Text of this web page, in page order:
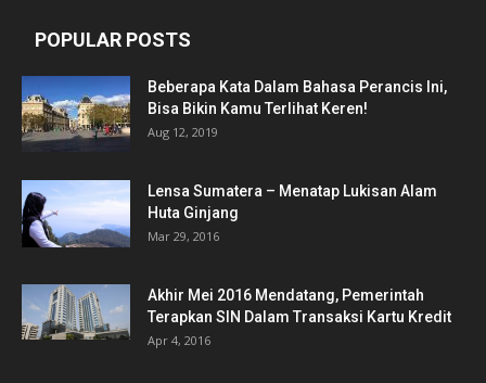
POPULAR POSTS
Beberapa Kata Dalam Bahasa Perancis Ini,
Bisa Bikin Kamu Terlihat Keren!
Aug 12, 2019
Lensa Sumatera – Menatap Lukisan Alam
Huta Ginjang
Mar 29, 2016
Akhir Mei 2016 Mendatang, Pemerintah
Terapkan SIN Dalam Transaksi Kartu Kredit
Apr 4, 2016